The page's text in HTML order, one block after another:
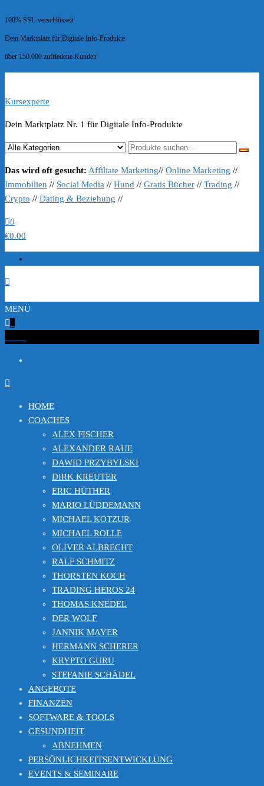
100% SSL-verschlüsselt
Dein Marktplatz für Digitale Info-Produkte
über 150.000 zufriedene Kunden
Kursexperte
Dein Marktplatz Nr. 1 für Digitale Info-Produkte
Das wird oft gesucht: Affiliate Marketing// Online Marketing //
Immobilien // Social Media // Hund // Gratis Bücher // Trading //
Crypto // Dating & Beziehung //
0
€0.00
MENÜ
HOME
COACHES
ALEX FISCHER
ALEXANDER RAUE
DAWID PRZYBYLSKI
DIRK KREUTER
ERIC HÜTHER
MARIO LÜDDEMANN
MICHAEL KOTZUR
MICHAEL ROLLE
OLIVER ALBRECHT
RALF SCHMITZ
THORSTEN KOCH
TRADING HEROS 24
THOMAS KNEDEL
DER WOLF
JANNIK MAYER
HERMANN SCHERER
KRYPTO GURU
STEFANIE SCHÄDEL
ANGEBOTE
FINANZEN
SOFTWARE & TOOLS
GESUNDHEIT
ABNEHMEN
PERSÖNLICHKEITSENTWICKLUNG
EVENTS & SEMINARE